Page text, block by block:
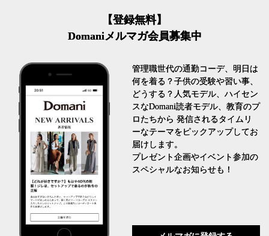
【登録無料】
Domaniメルマガ会員募集中
管理職世代の通勤コーデ、明日は
何を着る？子供の受験や習い事、
どうする？人気モデル、ハイセン
スなDomani読者モデル、教育のプ
ロたちから 発信されるタイムリ
ーなテーマをピックアップしてお
届けします。
プレゼント企画やイベント参加の
スペシャルなお知らせも！